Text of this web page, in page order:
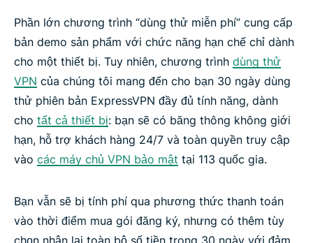
Phần lớn chương trình “dùng thử miễn phí” cung cấp
bản demo sản phẩm với chức năng hạn chế chỉ dành
cho một thiết bị. Tuy nhiên, chương trình dùng thử
VPN của chúng tôi mang đến cho bạn 30 ngày dùng
thử phiên bản ExpressVPN đầy đủ tính năng, dành
cho tất cả thiết bị: bạn sẽ có băng thông không giới
hạn, hỗ trợ khách hàng 24/7 và toàn quyền truy cập
vào các máy chủ VPN bảo mật tại 113 quốc gia.
Bạn vẫn sẽ bị tính phí qua phương thức thanh toán
vào thời điểm mua gói đăng ký, nhưng có thêm tùy